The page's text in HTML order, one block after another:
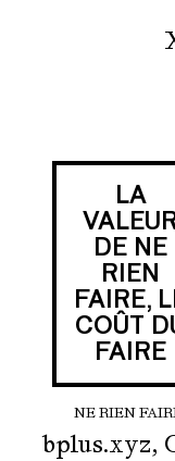
LA
DE NE
RIEN
FAIRE,
COÛT
FAIRE
NE RIEN
bplus.xyz,